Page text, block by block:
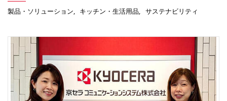
製品・ソリューション キッチン・生活用品 サステナビリティ